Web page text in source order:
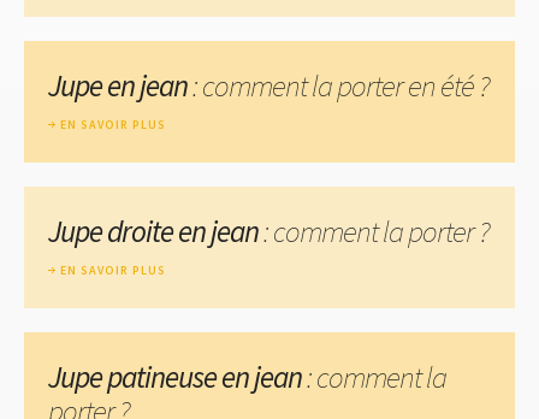
Jupe en jean: comment la porter en été ?
EN SAVOIR PLUS
Jupe droite en jean: comment la porter ?
EN SAVOIR PLUS
Jupe patineuse en jean: comment la
porter ?